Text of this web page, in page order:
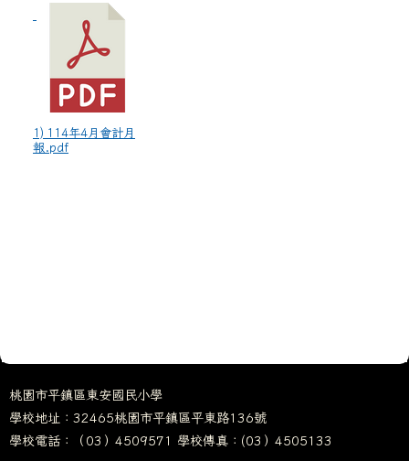
1) 114年4月會計月
報.pdf
桃園市平鎮區東安國民小學
學校地址：32465桃園市平鎮區平東路136號
學校電話：（03）4509571 學校傳真：(03）4505133